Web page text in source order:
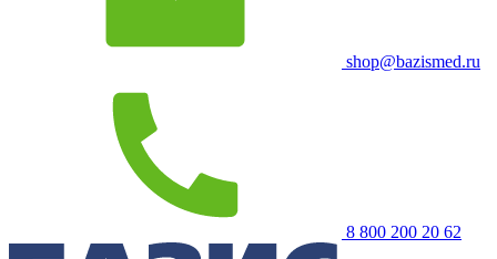
shop@bazismed.ru
8 800 200 20 62